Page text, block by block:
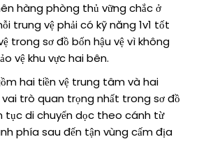
hàng phòng thủ vững chắc ở
trung vệ phải có kỹ năng 1v1 tốt
trong sơ đồ bốn hậu vệ vì không
vệ khu vực hai bên.
hai tiền vệ trung tâm và hai
trò quan trọng nhất trong sơ đồ
tục di chuyển dọc theo cánh từ
phía sau đến tận vùng cấm địa